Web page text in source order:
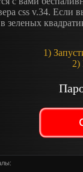
css v.34. Если
зеленых
1)
2)